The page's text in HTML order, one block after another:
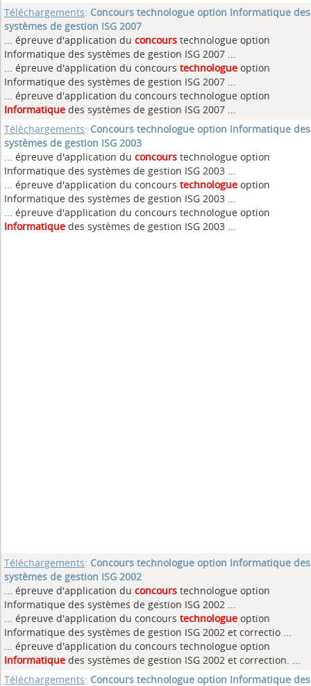
Téléchargements: Concours technologue option Informatique des
systèmes de gestion ISG 2007
... épreuve d'application du concours technologue option
Informatique des systèmes de gestion ISG 2007 ...
... épreuve d'application du concours technologue option
Informatique des systèmes de gestion ISG 2007 ...
... épreuve d'application du concours technologue option
Informatique des systèmes de gestion ISG 2007 ...
Téléchargements: Concours technologue option Informatique des
systèmes de gestion ISG 2003
... épreuve d'application du concours technologue option
Informatique des systèmes de gestion ISG 2003 ...
... épreuve d'application du concours technologue option
Informatique des systèmes de gestion ISG 2003 ...
... épreuve d'application du concours technologue option
Informatique des systèmes de gestion ISG 2003 ...
Téléchargements: Concours technologue option Informatique des
systèmes de gestion ISG 2002
... épreuve d'application du concours technologue option
Informatique des systèmes de gestion ISG 2002 ...
... épreuve d'application du concours technologue option
Informatique des systèmes de gestion ISG 2002 et correctio ...
... épreuve d'application du concours technologue option
Informatique des systèmes de gestion ISG 2002 et correction. ...
Téléchargements: Concours technologue option Informatique des